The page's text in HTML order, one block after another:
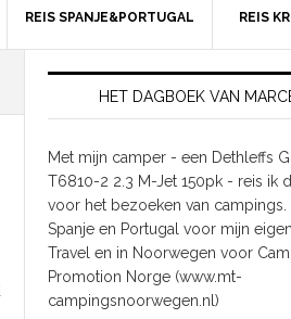
REIS SPANJE&PORTUGAL REIS
HET DAGBOEK VAN
Met mijn camper - een Dethleffs
T6810-2 2.3 M-Jet 150pk - reis ik
voor het bezoeken van campings.
Spanje en Portugal voor mijn
Travel en in Noorwegen voor
Promotion Norge (www.mt-
campingsnoorwegen.nl)